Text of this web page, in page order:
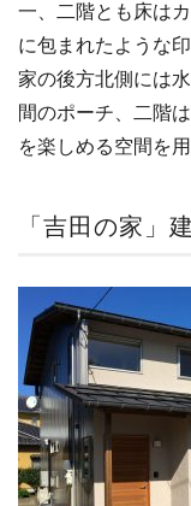
一、二階とも床は
に包まれたような印
家の後方北側には
間のポーチ、二階
を楽しめる空間を用
「吉田の家」